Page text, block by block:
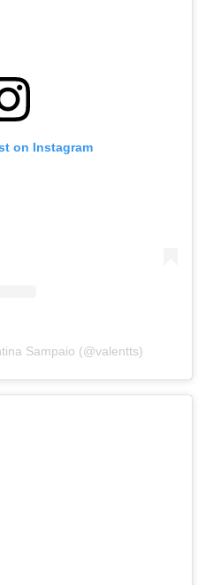
on Instagram
Sampaio (@valentts)